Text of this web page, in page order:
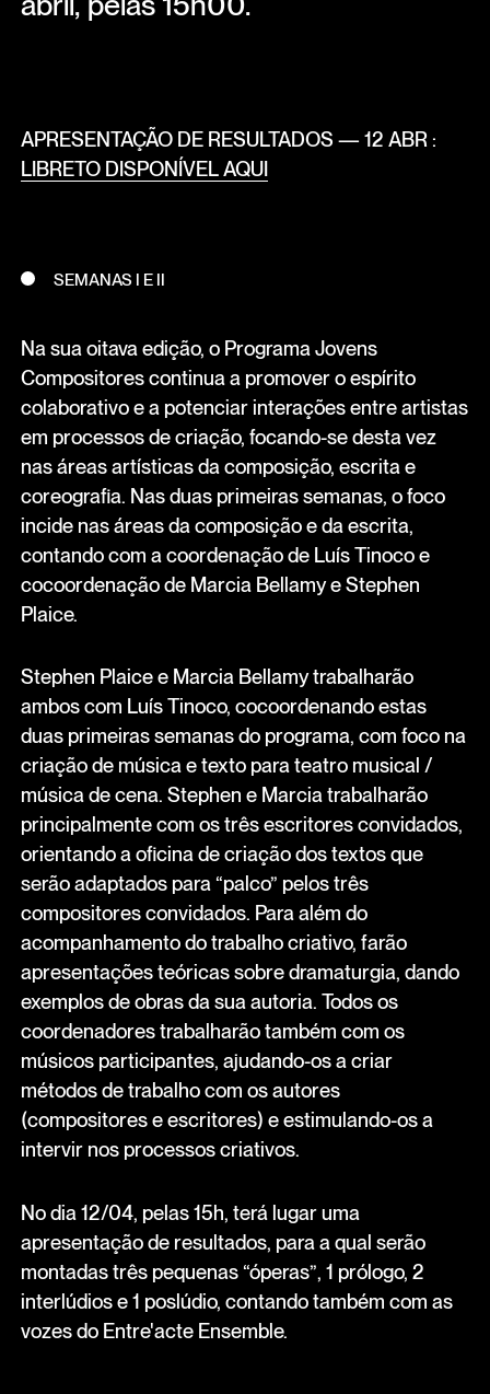
APRESENTAÇÃO DE RESULTADOS — 12 ABR :
LIBRETO DISPONÍVEL AQUI
SEMANAS I E II
Na sua oitava edição, o Programa Jovens
Compositores continua a promover o espírito
colaborativo e a potenciar interações entre artistas
em processos de criação, focando-se desta vez
nas áreas artísticas da composição, escrita e
coreografia. Nas duas primeiras semanas, o foco
incide nas áreas da composição e da escrita,
contando com a coordenação de Luís Tinoco e
cocoordenação de Marcia Bellamy e Stephen
Plaice.
Stephen Plaice e Marcia Bellamy trabalharão
ambos com Luís Tinoco, cocoordenando estas
duas primeiras semanas do programa, com foco na
criação de música e texto para teatro musical /
música de cena. Stephen e Marcia trabalharão
principalmente com os três escritores convidados,
orientando a oficina de criação dos textos que
serão adaptados para “palco” pelos três
compositores convidados. Para além do
acompanhamento do trabalho criativo, farão
apresentações teóricas sobre dramaturgia, dando
exemplos de obras da sua autoria. Todos os
coordenadores trabalharão também com os
músicos participantes, ajudando-os a criar
métodos de trabalho com os autores
(compositores e escritores) e estimulando-os a
intervir nos processos criativos.
No dia 12/04, pelas 15h, terá lugar uma
apresentação de resultados, para a qual serão
montadas três pequenas “óperas”, 1 prólogo, 2
interlúdios e 1 poslúdio, contando também com as
vozes do Entre'acte Ensemble.